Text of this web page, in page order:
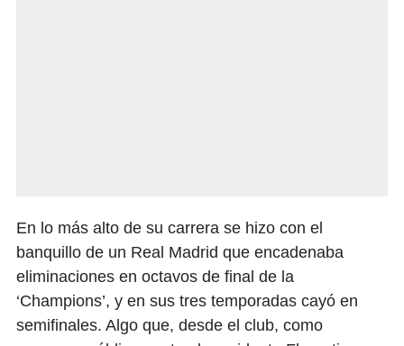
En lo más alto de su carrera se hizo con el
banquillo de un Real Madrid que encadenaba
eliminaciones en octavos de final de la
‘Champions’, y en sus tres temporadas cayó en
semifinales. Algo que, desde el club, como